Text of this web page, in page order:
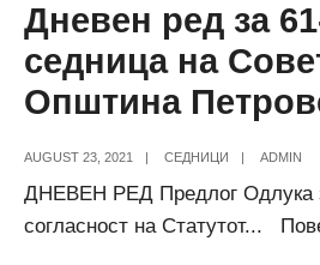
Дневен ред за
седница на
Општина
AUGUST 23, 2021 СЕДНИЦИ ADMIN
ДНЕВЕН РЕД Предлог Одлука
согласност на Статутот...